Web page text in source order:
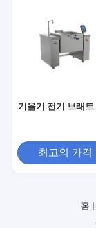
기울기 전기 브래트
최고의 가격
홈